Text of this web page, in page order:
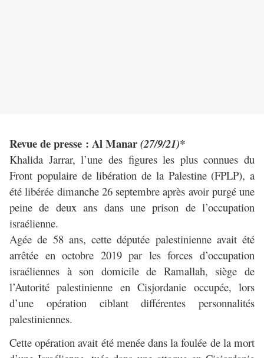
Revue de presse : Al Manar(27/9/21)*
Khalida Jarrar, l’une des figures les plus connues du
Front populaire de libération de la Palestine (FPLP), a
été libérée dimanche 26 septembre après avoir purgé une
peine de deux ans dans une prison de l’occupation
israélienne.
Agée de 58 ans, cette députée palestinienne avait été
arrêtée en octobre 2019 par les forces d’occupation
israéliennes à son domicile de Ramallah, siège de
l’Autorité palestinienne en Cisjordanie occupée, lors
d’une opération ciblant différentes personnalités
palestiniennes.
Cette opération avait été menée dans la foulée de la mort